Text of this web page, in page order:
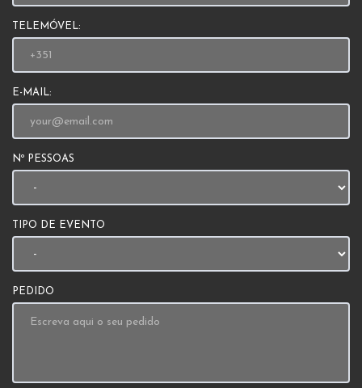
TELEMÓVEL:
E-MAIL:
Nº PESSOAS
TIPO DE EVENTO
PEDIDO